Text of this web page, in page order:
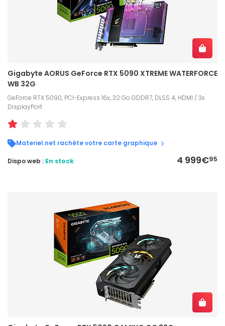
Gigabyte AORUS GeForce RTX 5090 XTREME WATERFORCE
WB 32G
GeForce RTX 5090, PCI-Express 16x, 32 Go GDDR7, DLSS 4, HDMI / 3x
DisplayPort
Materiel.net rachète votre carte graphique
4 999€95
Dispo web : En stock